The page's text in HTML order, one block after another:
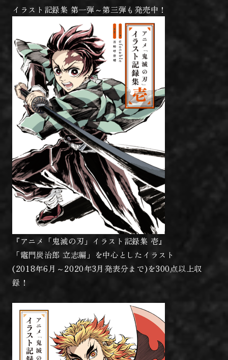
イラスト記録集 第一弾～第三弾も発売中！
『アニメ「鬼滅の刃」イラスト記録集 壱』
「竈門炭治郎 立志編」を中心としたイラスト
(2018年6月～2020年3月発表分まで)を300点以上収
録！